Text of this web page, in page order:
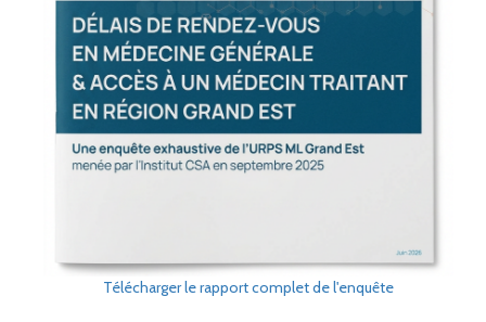
Télécharger le rapport complet de l'enquête